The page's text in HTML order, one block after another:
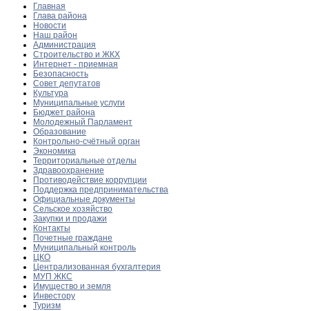
Главная
Глава района
Новости
Наш район
Администрация
Строительство и ЖКХ
Интернет - приемная
Безопасность
Совет депутатов
Культура
Муниципальные услуги
Бюджет района
Молодежный Парламент
Образование
Контрольно-счётный орган
Экономика
Территориальные отделы
Здравоохранение
Противодействие коррупции
Поддержка предпринимательства
Официальные документы
Сельское хозяйство
Закупки и продажи
Контакты
Почетные граждане
Муниципальный контроль
ЦКО
Централизованная бухгалтерия
МУП ЖКС
Имущество и земля
Инвестору
Туризм